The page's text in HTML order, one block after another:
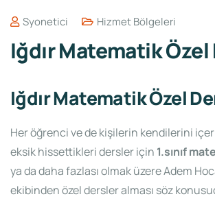
Syonetici Hizmet Bölgeleri
Iğdır Matematik Özel
Iğdır Matematik Özel
Her öğrenci ve de kişilerin kendilerini
eksik hissettikleri dersler için 1.sınıf
ya da daha fazlası olmak üzere Adem
ekibinden özel dersler alması söz